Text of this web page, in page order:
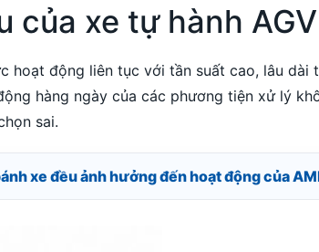
của xe tự hành AGV
động liên tục với tần suất cao, lâu dài
hàng ngày của các phương tiện xử lý
sai.
xe đều ảnh hưởng đến hoạt động của